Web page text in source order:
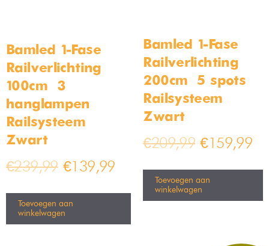
Bamled 1-Fase
Railverlichting –
100cm – 3
hanglampen –
Railsysteem –
Zwart
€239,99 €139,99
Toevoegen aan
winkelwagen
Bamled 1-Fase
Railverlichting –
200cm – 5 spots –
Railsysteem –
Zwart
€209,99 €159,99
Toevoegen aan
winkelwagen